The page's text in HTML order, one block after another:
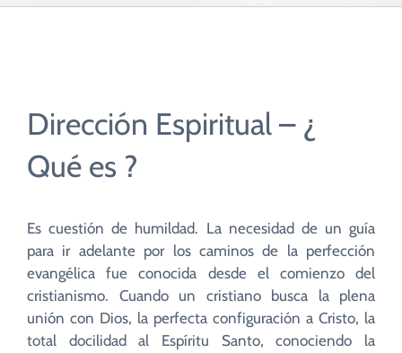
CUIDADO PASTORAL
COMUNITARIOS
COLABORA
Dirección Espiritual – ¿
Qué es ?
Es cuestión de humildad. La necesidad de un guía
para ir adelante por los caminos de la perfección
evangélica fue conocida desde el comienzo del
cristianismo. Cuando un cristiano busca la plena
unión con Dios, la perfecta configuración a Cristo, la
total docilidad al Espíritu Santo, conociendo la